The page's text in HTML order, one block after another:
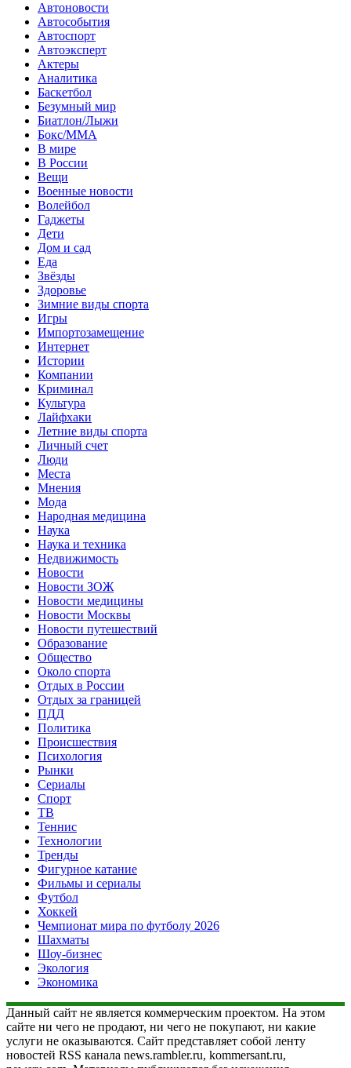
Автоновости
Автособытия
Автоспорт
Автоэксперт
Актеры
Аналитика
Баскетбол
Безумный мир
Биатлон/Лыжи
Бокс/MMA
В мире
В России
Вещи
Военные новости
Волейбол
Гаджеты
Дети
Дом и сад
Еда
Звёзды
Здоровье
Зимние виды спорта
Игры
Импортозамещение
Интернет
Истории
Компании
Криминал
Культура
Лайфхаки
Летние виды спорта
Личный счет
Люди
Места
Мнения
Мода
Народная медицина
Наука
Наука и техника
Недвижимость
Новости
Новости ЗОЖ
Новости медицины
Новости Москвы
Новости путешествий
Образование
Общество
Около спорта
Отдых в России
Отдых за границей
ПДД
Политика
Происшествия
Психология
Рынки
Сериалы
Спорт
ТВ
Теннис
Технологии
Тренды
Фигурное катание
Фильмы и сериалы
Футбол
Хоккей
Чемпионат мира по футболу 2026
Шахматы
Шоу-бизнес
Экология
Экономика
Данный сайт не является коммерческим проектом. На этом
сайте ни чего не продают, ни чего не покупают, ни какие
услуги не оказываются. Сайт представляет собой ленту
новостей RSS канала news.rambler.ru, kommersant.ru,